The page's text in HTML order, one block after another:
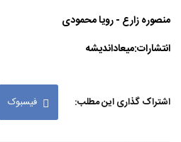
منصوره زارع - رویا محمودی
انتشارات:میعاداندیشه
اشتراک گذاری این مطلب: فیسبوک